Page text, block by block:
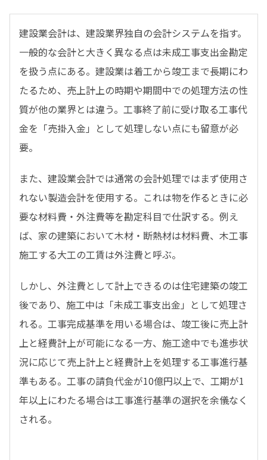
建設業会計は、建設業界独自の会計システムを指す。
一般的な会計と大きく異なる点は未成工事支出金勘定
を扱う点にある。建設業は着工から竣工まで長期にわ
たるため、売上計上の時期や期間中での処理方法の性
質が他の業界とは違う。工事終了前に受け取る工事代
金を「売掛入金」として処理しない点にも留意が必
要。
また、建設業会計では通常の会計処理ではまず使用さ
れない製造会計を使用する。これは物を作るときに必
要な材料費・外注費等を勘定科目で仕訳する。例え
ば、家の建築において木材・断熱材は材料費、木工事
施工する大工の工賃は外注費と呼ぶ。
しかし、外注費として計上できるのは住宅建築の竣工
後であり、施工中は「未成工事支出金」として処理さ
れる。工事完成基準を用いる場合は、竣工後に売上計
上と経費計上が可能になる一方、施工途中でも進歩状
況に応じて売上計上と経費計上を処理する工事進行基
準もある。工事の請負代金が10億円以上で、工期が1
年以上にわたる場合は工事進行基準の選択を余儀なく
される。